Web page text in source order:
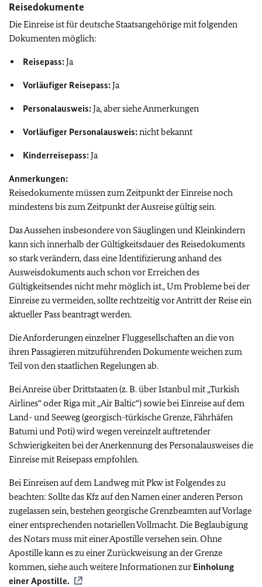
Reisedokumente
Die Einreise ist für deutsche Staatsangehörige mit folgenden
Dokumenten möglich:
Reisepass:Ja
Vorläufiger Reisepass:Ja
Personalausweis:Ja, aber siehe Anmerkungen
Vorläufiger Personalausweis:nicht bekannt
Kinderreisepass:Ja
Anmerkungen:
Reisedokumente müssen zum Zeitpunkt der Einreise noch
mindestens bis zum Zeitpunkt der Ausreise gültig sein.
Das Aussehen insbesondere von Säuglingen und Kleinkindern
kann sich innerhalb der Gültigkeitsdauer des Reisedokuments
so stark verändern, dass eine Identifizierung anhand des
Ausweisdokuments auch schon vor Erreichen des
Gültigkeitsendes nicht mehr möglich ist., Um Probleme bei der
Einreise zu vermeiden, sollte rechtzeitig vor Antritt der Reise ein
aktueller Pass beantragt werden.
Die Anforderungen einzelner Fluggesellschaften an die von
ihren Passagieren mitzuführenden Dokumente weichen zum
Teil von den staatlichen Regelungen ab.
Bei Anreise über Drittstaaten (z. B. über Istanbul mit „Turkish
Airlines“ oder Riga mit „Air Baltic“) sowie bei Einreise auf dem
Land- und Seeweg (georgisch-türkische Grenze, Fährhäfen
Batumi und Poti) wird wegen vereinzelt auftretender
Schwierigkeiten bei der Anerkennung des Personalausweises die
Einreise mit Reisepass empfohlen.
Bei Einreisen auf dem Landweg mit Pkw ist Folgendes zu
beachten: Sollte das Kfz auf den Namen einer anderen Person
zugelassen sein, bestehen georgische Grenzbeamten auf Vorlage
einer entsprechenden notariellen Vollmacht. Die Beglaubigung
des Notars muss mit einer Apostille versehen sein. Ohne
Apostille kann es zu einer Zurückweisung an der Grenze
kommen, siehe auch weitere Informationen zur Einholung
einer Apostille.